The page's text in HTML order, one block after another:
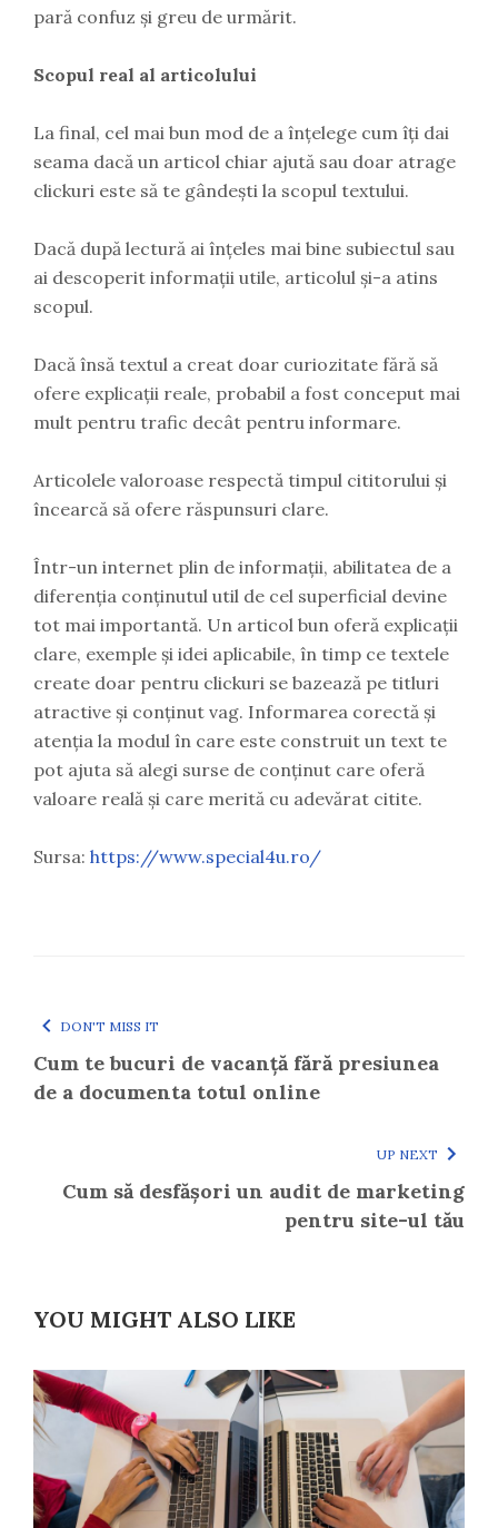
pară confuz și greu de urmărit.
Scopul real al articolului
La final, cel mai bun mod de a înțelege cum îți dai
seama dacă un articol chiar ajută sau doar atrage
clickuri este să te gândești la scopul textului.
Dacă după lectură ai înțeles mai bine subiectul sau
ai descoperit informații utile, articolul și-a atins
scopul.
Dacă însă textul a creat doar curiozitate fără să
ofere explicații reale, probabil a fost conceput mai
mult pentru trafic decât pentru informare.
Articolele valoroase respectă timpul cititorului și
încearcă să ofere răspunsuri clare.
Într-un internet plin de informații, abilitatea de a
diferenția conținutul util de cel superficial devine
tot mai importantă. Un articol bun oferă explicații
clare, exemple și idei aplicabile, în timp ce textele
create doar pentru clickuri se bazează pe titluri
atractive și conținut vag. Informarea corectă și
atenția la modul în care este construit un text te
pot ajuta să alegi surse de conținut care oferă
valoare reală și care merită cu adevărat citite.
Sursa: https://www.special4u.ro/
DON'T MISS IT
Cum te bucuri de vacanță fără presiunea
de a documenta totul online
UP NEXT
Cum să desfășori un audit de marketing
pentru site-ul tău
YOU MIGHT ALSO LIKE